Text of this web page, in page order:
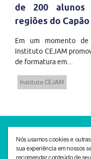
de 200 alunos
regiões do
Em um momento
Instituto CEJAM
de formatura em...
Instituto CEJAM
Av. da Liberdade,
Nós usamos cookies e
sua experiência em nossos
recomendar conteúdo de